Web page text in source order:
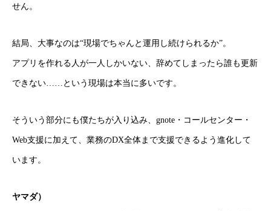
せん。
結局、大事なのは“現場でちゃんと運用し続けられるか”。
アプリを作れる人が一人しかいない、辞めてしまったら誰も更新
できない……という現場は本当に多いです。
そういう部分にも僕たちが入り込み、gnote・コールセンター・
Web支援に加えて、業務のDX全体まで支援できるよう進化して
います。
ヤマダ）